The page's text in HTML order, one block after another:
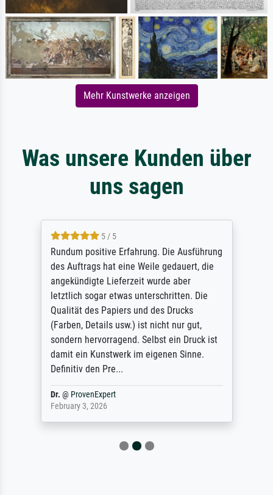
Mehr Kunstwerke anzeigen
Was unsere Kunden über
uns sagen
5 / 5
Rundum positive Erfahrung. Die Ausführung
des Auftrags hat eine Weile gedauert, die
angekündigte Lieferzeit wurde aber
letztlich sogar etwas unterschritten. Die
Qualität des Papiers und des Drucks
(Farben, Details usw.) ist nicht nur gut,
sondern hervorragend. Selbst ein Druck ist
damit ein Kunstwerk im eigenen Sinne.
Definitiv den Pre...
Dr. @ ProvenExpert
February 3, 2026